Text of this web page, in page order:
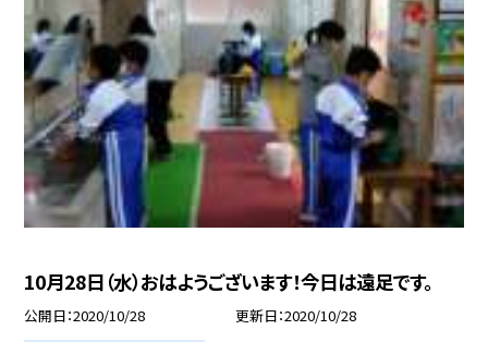
10月28日（水）おはようございます！今日は遠足です。
公開日 2020/10/28 更新日 2020/10/28